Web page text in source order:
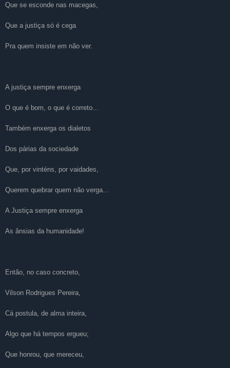
Que se esconde nas macegas,
Que a justiça só é cega
Pra quem insiste em não ver.
A justiça sempre enxerga
O que é bom, o que é correto...
Também enxerga os dialetos
Dos párias da sociedade
Que, por vinténs, por vaidades,
Querem quebrar quem não verga...
A Justiça sempre enxerga
As ânsias da humanidade!
Então, no caso concreto,
Vilson Rodrigues Pereira,
Cá postula, de alma inteira,
Algo que há tempos ergueu;
Que honrou, que mereceu,